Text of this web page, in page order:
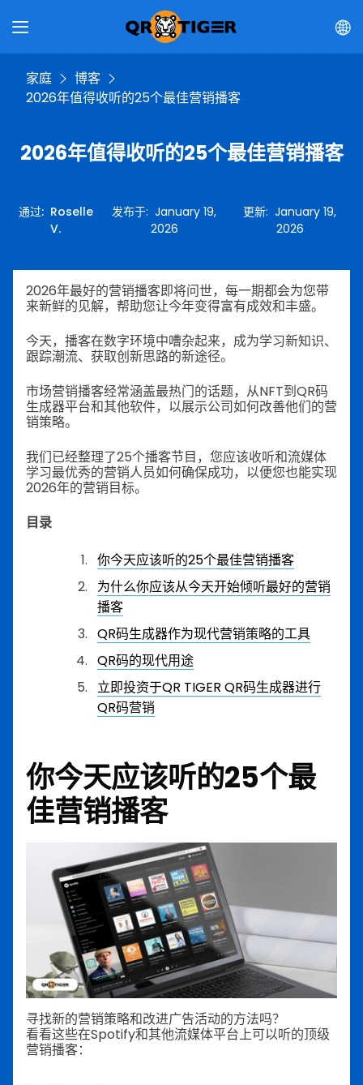
家庭
博客
2026年值得收听的25个最佳营销播客
2026年值得收听的25个最佳营销播客
通过: Roselle
V.
发布于:January 19,
2026
更新:January 19,
2026
2026年最好的营销播客即将问世，每一期都会为您带
来新鲜的见解，帮助您让今年变得富有成效和丰盛。
今天，播客在数字环境中嘈杂起来，成为学习新知识、
跟踪潮流、获取创新思路的新途径。
市场营销播客经常涵盖最热门的话题，从NFT到QR码
生成器平台和其他软件，以展示公司如何改善他们的营
销策略。
我们已经整理了25个播客节目，您应该收听和流媒体
学习最优秀的营销人员如何确保成功，以便您也能实现
2026年的营销目标。
目录
你今天应该听的25个最佳营销播客
为什么你应该从今天开始倾听最好的营销
播客
QR码生成器作为现代营销策略的工具
QR码的现代用途
立即投资于QR TIGER QR码生成器进行
QR码营销
你今天应该听的25个最
佳营销播客
寻找新的营销策略和改进广告活动的方法吗？
看看这些在Spotify和其他流媒体平台上可以听的顶级
营销播客：